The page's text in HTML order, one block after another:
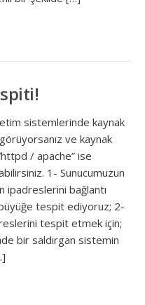
sistemlerinde kaynak
görüyorsanız ve kaynak
/ apache” ise
1- Sunucumuzun
ipadreslerini bağlantı
tespit ediyoruz; 2-
tespit etmek için;
bir saldırgan sistemin